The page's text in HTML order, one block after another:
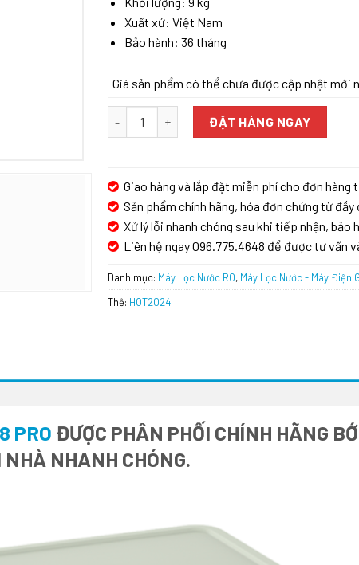
Xuất xứ: Việt Nam
Bảo hành: 36 tháng
Giá sản phẩm có thể chưa được cập nhật mới
Máy lọc nước RO Karofi KAQ-U98 PRO số lượng
ĐẶT HÀNG NGAY
Giao hàng và lắp đặt miễn phí cho đơn hàng
Sản phẩm chính hãng, hóa đơn chứng từ đầy
Xử lý lỗi nhanh chóng sau khi tiếp nhận, bảo
Liên hệ ngay 096.775.4648 để được tư vấn
Danh mục: Máy Lọc Nước RO, Máy Lọc Nước - Máy Điện
Thẻ: HOT2024
PRO ĐƯỢC PHÂN PHỐI CHÍNH HÃNG
NHANH CHÓNG.